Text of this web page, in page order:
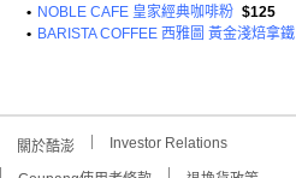
• NOBLE CAFE 皇家經典咖啡粉 $125
• BARISTA COFFEE 西雅圖 黃金淺焙拿鐵
關於酷澎 Investor Relations